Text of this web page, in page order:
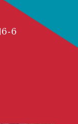
6-6